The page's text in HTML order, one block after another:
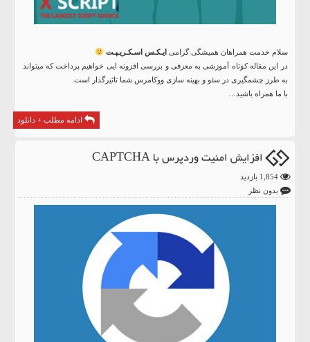
سلام خدمت همراهان همیشگی گرامی ایـکـس اسـکـریـپـت
در این مقاله کوتاه آموزشی به معرفی و بررسی افزونه ایی خواهیم پرداخت که میتواند
به طرز چشمگیری در سئو و بهینه سازی ووکامرس شما تاثیرگذار است.
با ما همراه باشید…
ادامه مطلب + دانلود
افزایش امنیت وردپرس با CAPTCHA
1,854 بازدید
بدون نظر